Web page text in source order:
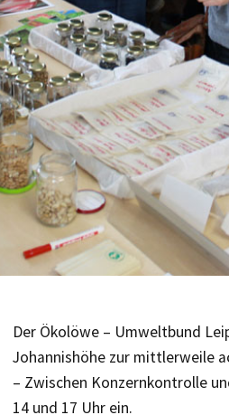
Der Ökolöwe – Umweltbund
Johannishöhe zur mittlerweile
– Zwischen Konzernkontrolle
14 und 17 Uhr ein.